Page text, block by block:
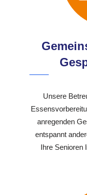
Unsere
anregenden
entspannt
Ihre Senioren